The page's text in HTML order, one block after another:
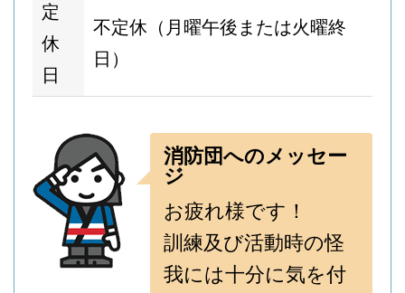
定
休
日
不定休（月曜午後または火曜終
日）
消防団へのメッセー
ジ
お疲れ様です！
訓練及び活動時の怪
我には十分に気を付